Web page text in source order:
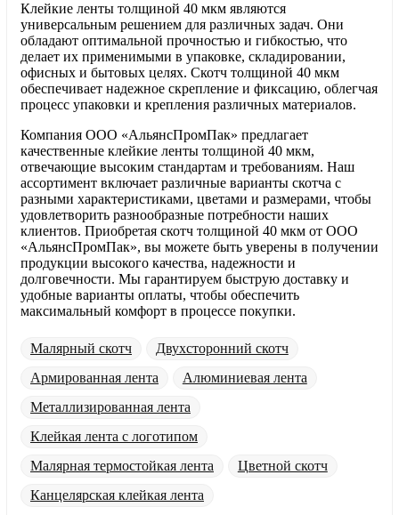
Клейкие ленты толщиной 40 мкм являются
универсальным решением для различных задач. Они
обладают оптимальной прочностью и гибкостью, что
делает их применимыми в упаковке, складировании,
офисных и бытовых целях. Скотч толщиной 40 мкм
обеспечивает надежное скрепление и фиксацию, облегчая
процесс упаковки и крепления различных материалов.
Компания ООО «АльянсПромПак» предлагает
качественные клейкие ленты толщиной 40 мкм,
отвечающие высоким стандартам и требованиям. Наш
ассортимент включает различные варианты скотча с
разными характеристиками, цветами и размерами, чтобы
удовлетворить разнообразные потребности наших
клиентов. Приобретая скотч толщиной 40 мкм от ООО
«АльянсПромПак», вы можете быть уверены в получении
продукции высокого качества, надежности и
долговечности. Мы гарантируем быструю доставку и
удобные варианты оплаты, чтобы обеспечить
максимальный комфорт в процессе покупки.
Малярный скотч
Двухсторонний скотч
Армированная лента
Алюминиевая лента
Металлизированная лента
Клейкая лента с логотипом
Малярная термостойкая лента
Цветной скотч
Канцелярская клейкая лента